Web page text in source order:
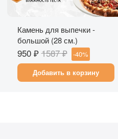
Камень для выпечки -
большой (28 см.)
950 ₽ 1587 ₽
-40%
Добавить в корзину